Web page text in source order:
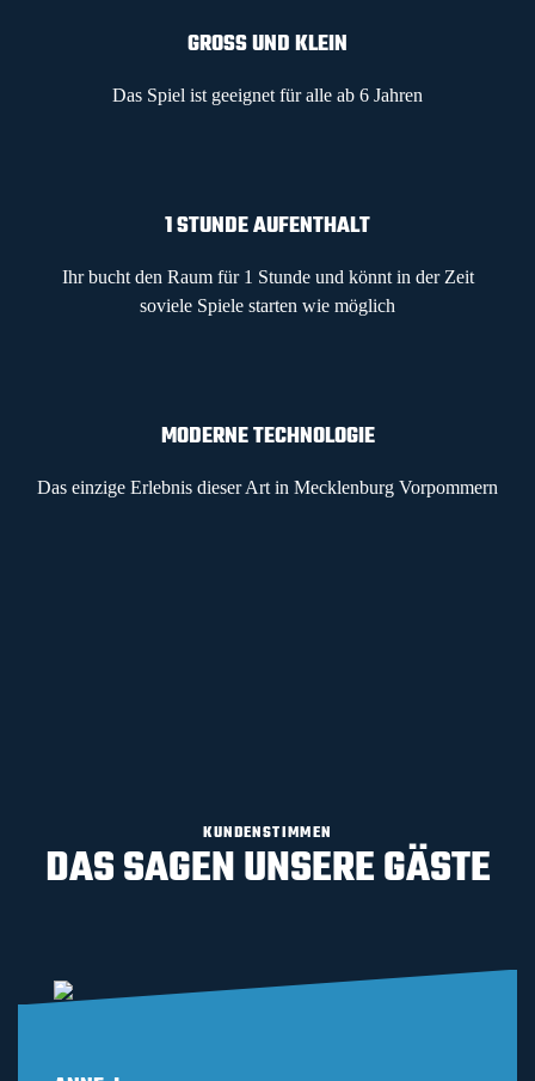
GROSS UND KLEIN
Das Spiel ist geeignet für alle ab 6 Jahren
1 STUNDE AUFENTHALT
Ihr bucht den Raum für 1 Stunde und könnt in der Zeit
soviele Spiele starten wie möglich
MODERNE TECHNOLOGIE
Das einzige Erlebnis dieser Art in Mecklenburg Vorpommern
KUNDENSTIMMEN
DAS SAGEN UNSERE GÄSTE